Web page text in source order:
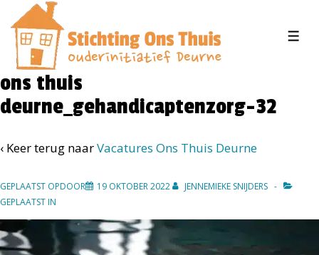
Doorgaan
naar
hoofdinhoud
ons thuis
deurne_gehandicaptenzorg-32
‹ Keer terug naarVacatures Ons Thuis Deurne
GEPLAATST OPDOOR 19 OKTOBER 2022
JENNEMIEKE SNIJDERS
GEPLAATST IN